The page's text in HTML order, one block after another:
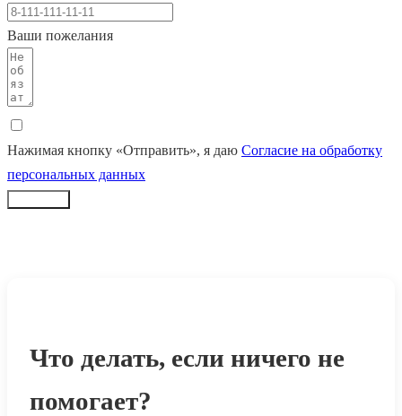
Ваши пожелания
Нажимая кнопку «Отправить», я даю Согласие на обработку
персональных данных
Что делать, если ничего не
помогает?